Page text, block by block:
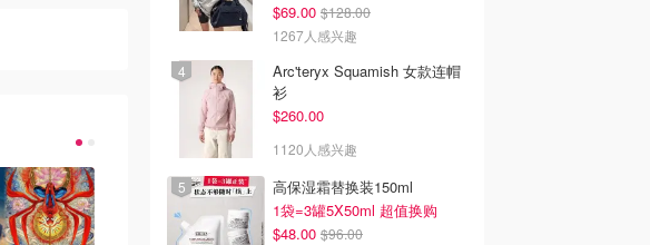
$69.00 $128.00
1267人感兴趣
Arc'teryx Squamish 女款连帽
衫
$260.00
1120人感兴趣
高保湿霜替换装150ml
1袋=3罐5X50ml 超值换购
$48.00 $96.00